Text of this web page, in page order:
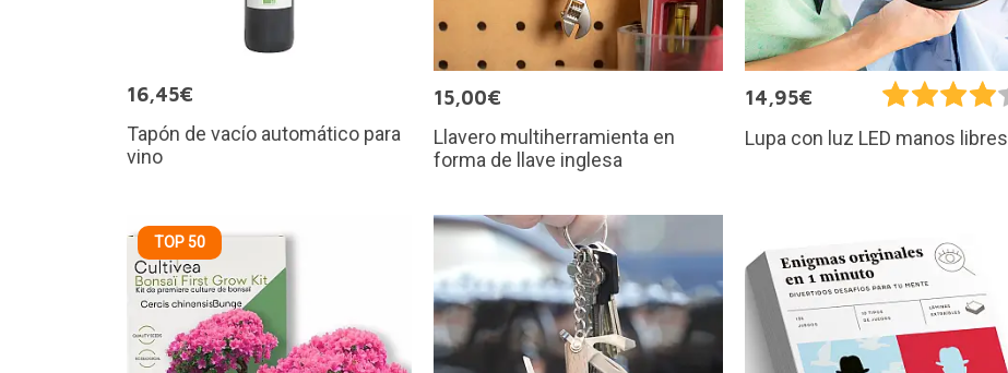
16,45€
Tapón de vacío automático para
vino
15,00€
Llavero multiherramienta en
forma de llave inglesa
14,95€
Lupa con luz LED manos libres
TOP 50